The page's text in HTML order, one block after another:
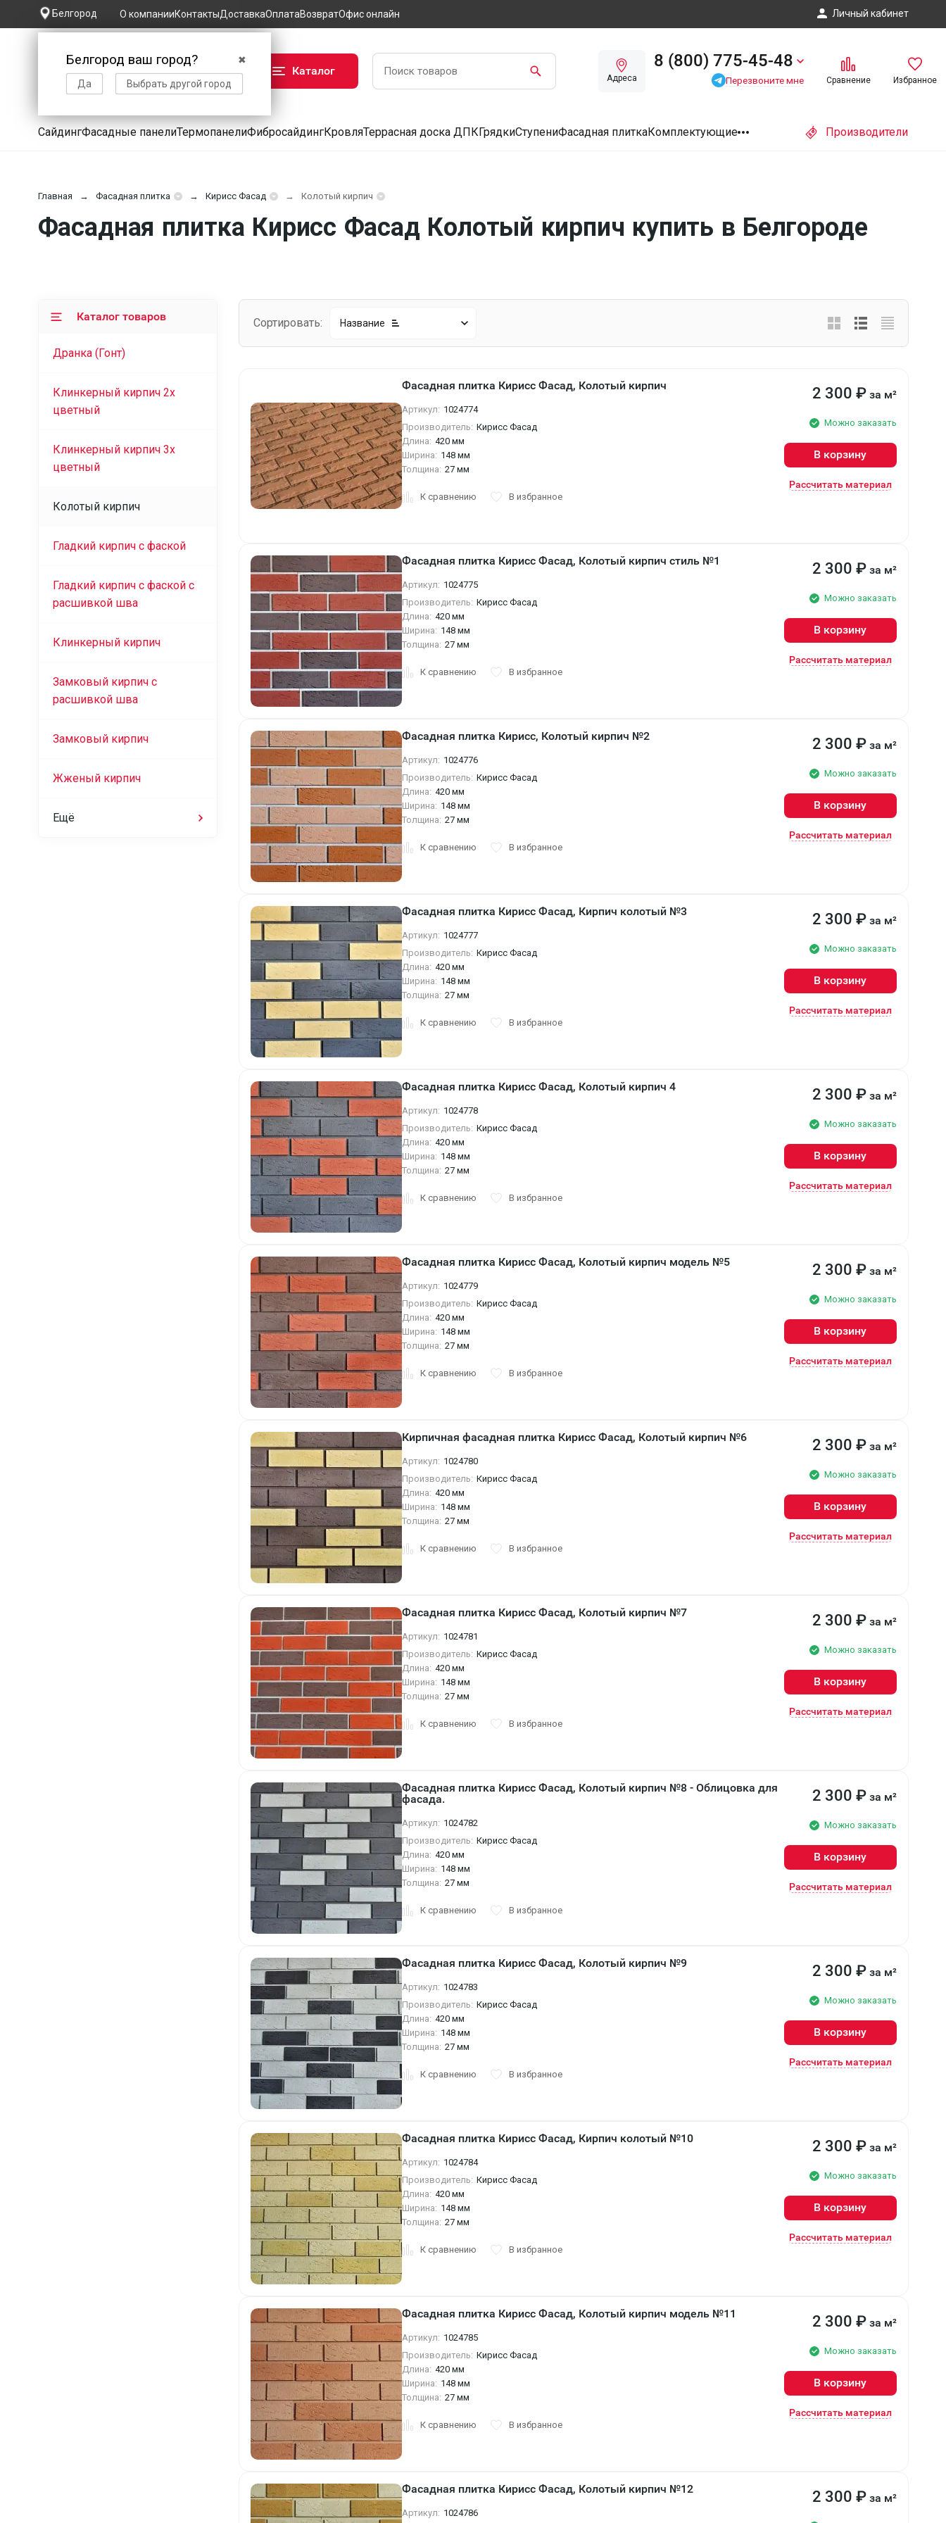
Белгород
✖
Белгород ваш город?
Да Выбрать другой город
О компанииКонтактыДоставкаОплатаВозвратОфис онлайн Личный кабинет
Каталог
Адреса
8 (800) 775-45-48
Перезвоните мне Сравнение Избранное
СайдингФасадные панелиТермопанелиФибросайдингКровляТеррасная доска ДПКГрядкиСтупениФасадная плиткаКомплектующие Производители
Главная Фасадная плитка Кирисс Фасад Колотый кирпич
Фасадная плитка Кирисс Фасад Колотый кирпич купить в Белгороде
Сортировать: Название
Фасадная плитка Кирисс Фасад, Колотый кирпич
Артикул: 1024774
Производитель: Кирисс Фасад
Длина: 420 мм
Ширина: 148 мм
Толщина: 27 мм
К сравнению В избранное
2 300 ₽ за м²
Можно заказать
В корзину
Рассчитать материал
Фасадная плитка Кирисс Фасад, Колотый кирпич стиль №1
Артикул: 1024775
Производитель: Кирисс Фасад
Длина: 420 мм
Ширина: 148 мм
Толщина: 27 мм
К сравнению В избранное
2 300 ₽ за м²
Можно заказать
В корзину
Рассчитать материал
Фасадная плитка Кирисс, Колотый кирпич №2
Артикул: 1024776
Производитель: Кирисс Фасад
Длина: 420 мм
Ширина: 148 мм
Толщина: 27 мм
К сравнению В избранное
2 300 ₽ за м²
Можно заказать
В корзину
Рассчитать материал
Фасадная плитка Кирисс Фасад, Кирпич колотый №3
Артикул: 1024777
Производитель: Кирисс Фасад
Длина: 420 мм
Ширина: 148 мм
Толщина: 27 мм
К сравнению В избранное
2 300 ₽ за м²
Можно заказать
В корзину
Рассчитать материал
Фасадная плитка Кирисс Фасад, Колотый кирпич 4
Артикул: 1024778
Производитель: Кирисс Фасад
Длина: 420 мм
Ширина: 148 мм
Толщина: 27 мм
К сравнению В избранное
2 300 ₽ за м²
Можно заказать
В корзину
Рассчитать материал
Фасадная плитка Кирисс Фасад, Колотый кирпич модель №5
Артикул: 1024779
Производитель: Кирисс Фасад
Длина: 420 мм
Ширина: 148 мм
Толщина: 27 мм
К сравнению В избранное
2 300 ₽ за м²
Можно заказать
В корзину
Рассчитать материал
Кирпичная фасадная плитка Кирисс Фасад, Колотый кирпич №6
Артикул: 1024780
Производитель: Кирисс Фасад
Длина: 420 мм
Ширина: 148 мм
Толщина: 27 мм
К сравнению В избранное
2 300 ₽ за м²
Можно заказать
В корзину
Рассчитать материал
Фасадная плитка Кирисс Фасад, Колотый кирпич №7
Артикул: 1024781
Производитель: Кирисс Фасад
Длина: 420 мм
Ширина: 148 мм
Толщина: 27 мм
К сравнению В избранное
2 300 ₽ за м²
Можно заказать
В корзину
Рассчитать материал
Фасадная плитка Кирисс Фасад, Колотый кирпич №8 - Облицовка для
фасада.
Артикул: 1024782
Производитель: Кирисс Фасад
Длина: 420 мм
Ширина: 148 мм
Толщина: 27 мм
К сравнению В избранное
2 300 ₽ за м²
Можно заказать
В корзину
Рассчитать материал
Фасадная плитка Кирисс Фасад, Колотый кирпич №9
Артикул: 1024783
Производитель: Кирисс Фасад
Длина: 420 мм
Ширина: 148 мм
Толщина: 27 мм
К сравнению В избранное
2 300 ₽ за м²
Можно заказать
В корзину
Рассчитать материал
Фасадная плитка Кирисс Фасад, Кирпич колотый №10
Артикул: 1024784
Производитель: Кирисс Фасад
Длина: 420 мм
Ширина: 148 мм
Толщина: 27 мм
К сравнению В избранное
2 300 ₽ за м²
Можно заказать
В корзину
Рассчитать материал
Фасадная плитка Кирисс Фасад, Колотый кирпич модель №11
Артикул: 1024785
Производитель: Кирисс Фасад
Длина: 420 мм
Ширина: 148 мм
Толщина: 27 мм
К сравнению В избранное
2 300 ₽ за м²
Можно заказать
В корзину
Рассчитать материал
Фасадная плитка Кирисс Фасад, Колотый кирпич №12
Артикул: 1024786
2 300 ₽ за м²
Каталог товаров
Дранка (Гонт)
Клинкерный кирпич 2х
цветный
Клинкерный кирпич 3х
цветный
Колотый кирпич
Гладкий кирпич с фаской
Гладкий кирпич с фаской с
расшивкой шва
Клинкерный кирпич
Замковый кирпич с
расшивкой шва
Замковый кирпич
Жженый кирпич
Ещё